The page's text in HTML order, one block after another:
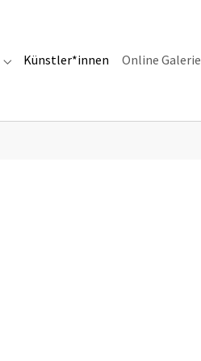
Submenu for "Die Galerie"
Künstler*innen Online Galerie